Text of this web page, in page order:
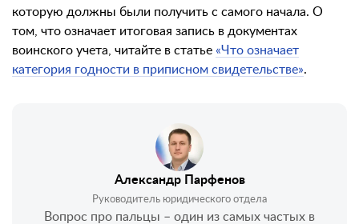
которую должны были получить с самого начала. О
том, что означает итоговая запись в документах
воинского учета, читайте в статье «Что означает
категория годности в приписном свидетельстве».
Александр Парфенов
Руководитель юридического отдела
Вопрос про пальцы – один из самых частых в